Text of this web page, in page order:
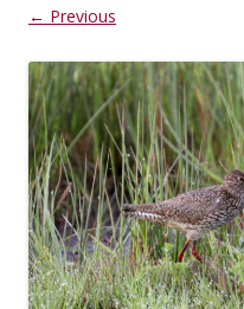
← Previous